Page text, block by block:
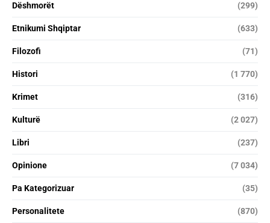
Dëshmorët (299)
Etnikumi Shqiptar (633)
Filozofi (71)
Histori (1 770)
Krimet (316)
Kulturë (2 027)
Libri (237)
Opinione (7 034)
Pa Kategorizuar (35)
Personalitete (870)